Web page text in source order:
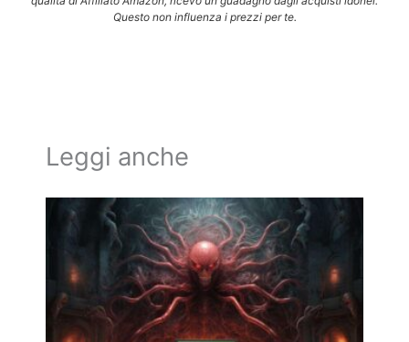
Questo non influenza i prezzi per te.
Leggi anche